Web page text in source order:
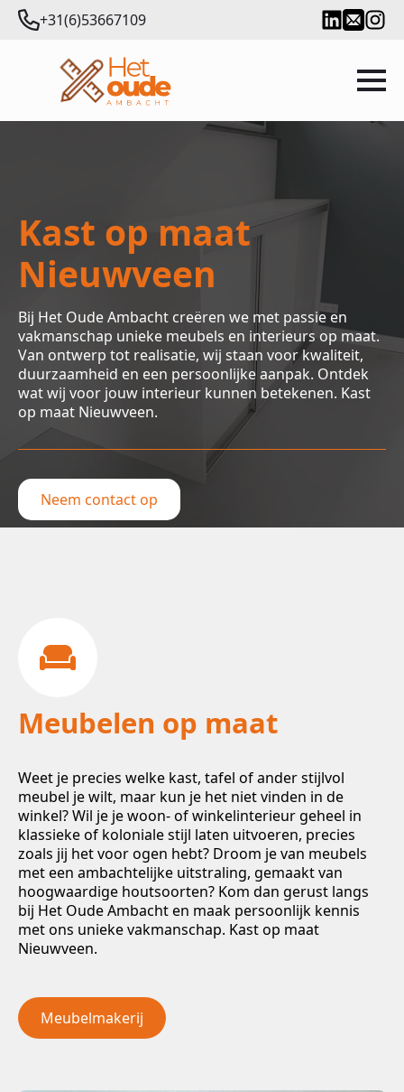
+31(6)53667109
Kast op maat
Nieuwveen
Bij Het Oude Ambacht creëren we met passie en
vakmanschap unieke meubels en interieurs op maat.
Van ontwerp tot realisatie, wij staan voor kwaliteit,
duurzaamheid en een persoonlijke aanpak. Ontdek
wat wij voor jouw interieur kunnen betekenen. Kast
op maat Nieuwveen.
Neem contact op
Meubelen op maat
Weet je precies welke kast, tafel of ander stijlvol
meubel je wilt, maar kun je het niet vinden in de
winkel? Wil je je woon- of winkelinterieur geheel in
klassieke of koloniale stijl laten uitvoeren, precies
zoals jij het voor ogen hebt? Droom je van meubels
met een ambachtelijke uitstraling, gemaakt van
hoogwaardige houtsoorten? Kom dan gerust langs
bij Het Oude Ambacht en maak persoonlijk kennis
met ons unieke vakmanschap. Kast op maat
Nieuwveen.
Meubelmakerij